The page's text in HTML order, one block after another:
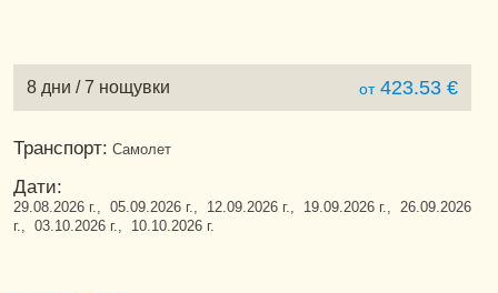
8 дни / 7 нощувки от423.53 €
Транспорт: Самолет
Дати:
29.08.2026 г., 05.09.2026 г., 12.09.2026 г., 19.09.2026 г., 26.09.2026
г., 03.10.2026 г., 10.10.2026 г.